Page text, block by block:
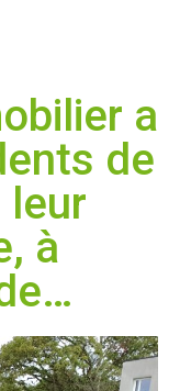
a
de
leur
à